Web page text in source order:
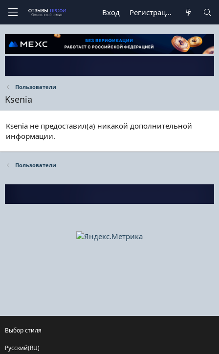
Вход Регистрация
Пользователи
Ksenia
Ksenia не предоставил(а) никакой дополнительной
информации.
Пользователи
Выбор стиля
Русский(RU)